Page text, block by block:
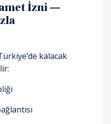
İzni —
kalacak